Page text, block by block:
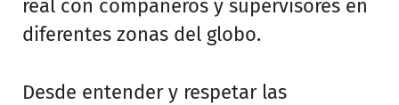
real con compañeros y supervisores en
diferentes zonas del globo.
Desde entender y respetar las